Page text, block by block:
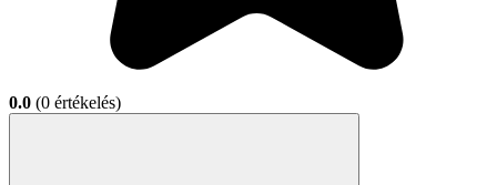
0.0 (0 értékelés)